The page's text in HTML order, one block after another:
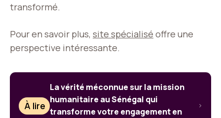
transformé.
Pour en savoir plus, site spécialisé offre une
perspective intéressante.
À lire
La vérité méconnue sur la mission
humanitaire au Sénégal qui
transforme votre engagement en